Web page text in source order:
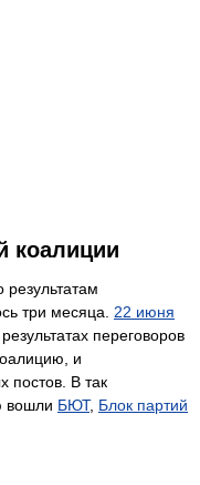
коалиции
результатам
три месяца. 22 июня
переговоров
и
постов. В так
вошли БЮТ, Блок партий